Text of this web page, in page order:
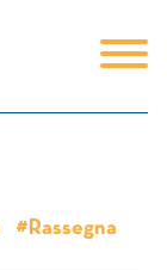
#Rassegna